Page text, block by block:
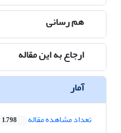
هم رسانی
ارجاع به این مقاله
آمار
تعداد مشاهده مقاله 1,798